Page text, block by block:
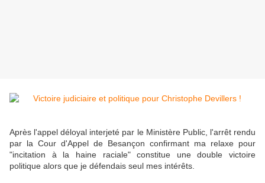
Après l'appel déloyal interjeté par le Ministère Public, l'arrêt rendu
par la Cour d'Appel de Besançon confirmant ma relaxe pour
"incitation à la haine raciale" constitue une double victoire
politique alors que je défendais seul mes intérêts.